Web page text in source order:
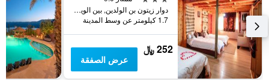
دوار زيتون بن الولدين, بين الويدان, المغرب
1.7 كيلومتر عن وسط المدينة
252 ﷼
عرض الصفقة